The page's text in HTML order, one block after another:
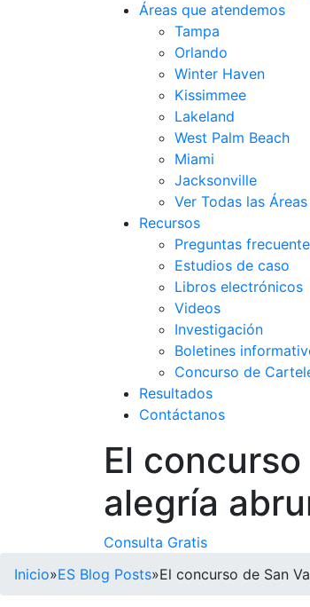
Áreas que atendemos
Tampa
Orlando
Winter Haven
Kissimmee
Lakeland
West Palm Beach
Miami
Jacksonville
Ver Todas las
Recursos
Preguntas
Estudios de caso
Libros electrónicos
Videos
Investigación
Boletines
Concurso de
Resultados
Contáctanos
El
alegría
Consulta Gratis
Inicio»ES Blog Posts»El concurso de San